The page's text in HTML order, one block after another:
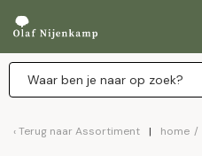
Terug naar Assortiment home /